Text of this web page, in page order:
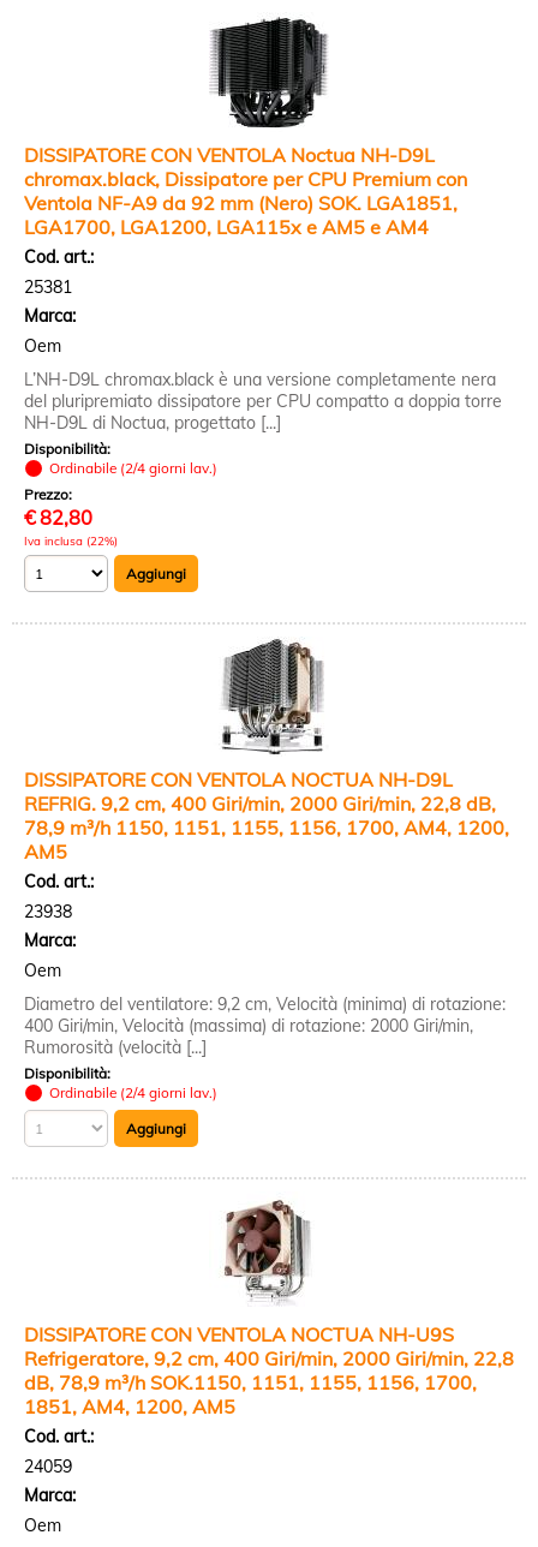
DISSIPATORE CON VENTOLA Noctua NH-D9L
chromax.black, Dissipatore per CPU Premium con
Ventola NF-A9 da 92 mm (Nero) SOK. LGA1851,
LGA1700, LGA1200, LGA115x e AM5 e AM4
Cod. art.:
25381
Marca:
Oem
L’NH-D9L chromax.black è una versione completamente nera
del pluripremiato dissipatore per CPU compatto a doppia torre
NH-D9L di Noctua, progettato [...]
Disponibilità:
Ordinabile (2/4 giorni lav.)
Prezzo:
€82,80
Iva inclusa (22%)
DISSIPATORE CON VENTOLA NOCTUA NH-D9L
REFRIG. 9,2 cm, 400 Giri/min, 2000 Giri/min, 22,8 dB,
78,9 m³/h 1150, 1151, 1155, 1156, 1700, AM4, 1200,
AM5
Cod. art.:
23938
Marca:
Oem
Diametro del ventilatore: 9,2 cm, Velocità (minima) di rotazione:
400 Giri/min, Velocità (massima) di rotazione: 2000 Giri/min,
Rumorosità (velocità [...]
Disponibilità:
Ordinabile (2/4 giorni lav.)
DISSIPATORE CON VENTOLA NOCTUA NH-U9S
Refrigeratore, 9,2 cm, 400 Giri/min, 2000 Giri/min, 22,8
dB, 78,9 m³/h SOK.1150, 1151, 1155, 1156, 1700,
1851, AM4, 1200, AM5
Cod. art.:
24059
Marca:
Oem